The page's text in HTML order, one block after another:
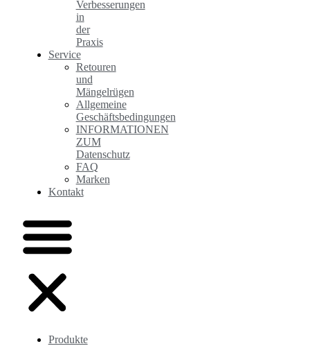
Verbesserungen
in
der
Praxis
Service
Retouren
und
Mängelrügen
Allgemeine
Geschäftsbedingungen
INFORMATIONEN
ZUM
Datenschutz
FAQ
Marken
Kontakt
Produkte